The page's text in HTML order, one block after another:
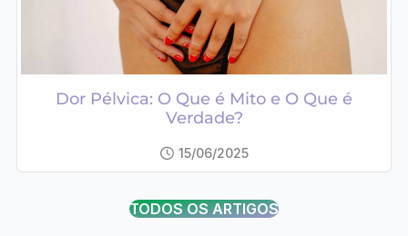
Dor Pélvica: O Que é Mito e O Que é
Verdade?
15/06/2025
TODOS OS ARTIGOS